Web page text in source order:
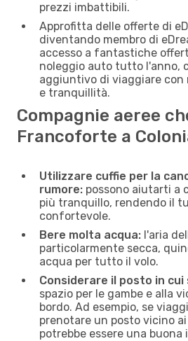
prezzi imbattibili.
Approfitta delle offerte di
diventando membro di
accesso a fantastiche
noleggio auto tutto l'anno,
aggiuntivo di viaggiare con
e tranquillità.
Compagnie aeree
Francoforte a
Utilizzare cuffie per la
rumore: possono aiutarti a
più tranquillo, rendendo il
confortevole.
Bere molta acqua: l'aria
particolarmente secca,
acqua per tutto il volo.
Considerare il posto in cui
spazio per le gambe e alla
bordo. Ad esempio, se
prenotare un posto vicino
potrebbe essere una buona